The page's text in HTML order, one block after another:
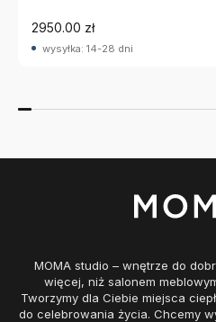
2950.00 zł
wysyłka: 14-28 dni
MOMA studio – wnętrze do
więcej, niż salonem
Tworzymy dla Ciebie miejsca
do celebrowania życia. Chcemy